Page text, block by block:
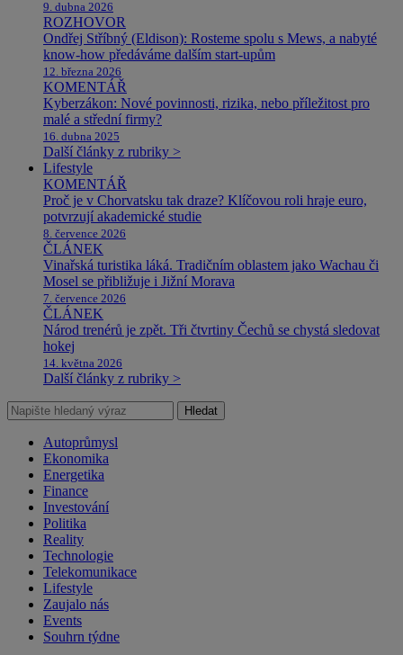
9. dubna 2026
ROZHOVOR
Ondřej Stříbný (Eldison): Rosteme spolu s Mews, a nabyté
know-how předáváme dalším start-upům
12. března 2026
KOMENTÁŘ
Kyberzákon: Nové povinnosti, rizika, nebo příležitost pro
malé a střední firmy?
16. dubna 2025
Další články z rubriky >
Lifestyle
KOMENTÁŘ
Proč je v Chorvatsku tak draze? Klíčovou roli hraje euro,
potvrzují akademické studie
8. července 2026
ČLÁNEK
Vinařská turistika láká. Tradičním oblastem jako Wachau či
Mosel se přibližuje i Jižní Morava
7. července 2026
ČLÁNEK
Národ trenérů je zpět. Tři čtvrtiny Čechů se chystá sledovat
hokej
14. května 2026
Další články z rubriky >
Hledat
Autoprůmysl
Ekonomika
Energetika
Finance
Investování
Politika
Reality
Technologie
Telekomunikace
Lifestyle
Zaujalo nás
Events
Souhrn týdne